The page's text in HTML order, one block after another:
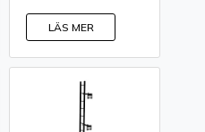
LÄS MER